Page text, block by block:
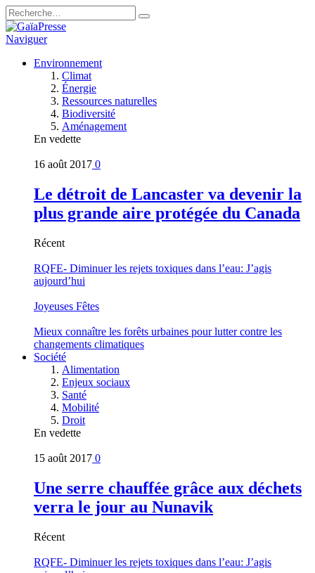
Naviguer
Environnement
Climat
Énergie
Ressources naturelles
Biodiversité
Aménagement
En vedette
16 août 2017 0
Le détroit de Lancaster va devenir la
plus grande aire protégée du Canada
Récent
RQFE- Diminuer les rejets toxiques dans l’eau: J’agis
aujourd’hui
Joyeuses Fêtes
Mieux connaître les forêts urbaines pour lutter contre les
changements climatiques
Société
Alimentation
Enjeux sociaux
Santé
Mobilité
Droit
En vedette
15 août 2017 0
Une serre chauffée grâce aux déchets
verra le jour au Nunavik
Récent
RQFE- Diminuer les rejets toxiques dans l’eau: J’agis